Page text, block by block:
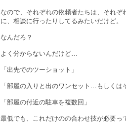
なので、それぞれの依頼者たちは、それぞ
に、相談に行ったりしてるみたいだけど。
なんだろ？
よく分からないんだけど…
「出先でのツーショット」
「部屋の入りと出のワンセット…もしくは
「部屋の付近の駐車を複数回」
最低でも、これだけのの合わせ技が必要っ